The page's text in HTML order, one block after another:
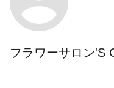
フラワーサロン'S